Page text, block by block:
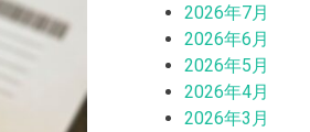
2026年7月
2026年6月
2026年5月
2026年4月
2026年3月